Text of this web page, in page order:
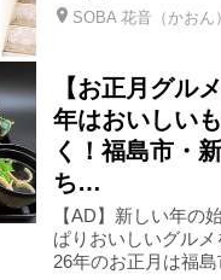
県南エリア
大熊町 相馬
大玉村
浅川町 川俣町
SOBA 花音（かおん）
【お正月グル
年はおいしい
く！福島市・
ち…
【AD】新しい年の
ぱりおいしいグル
26年のお正月は福